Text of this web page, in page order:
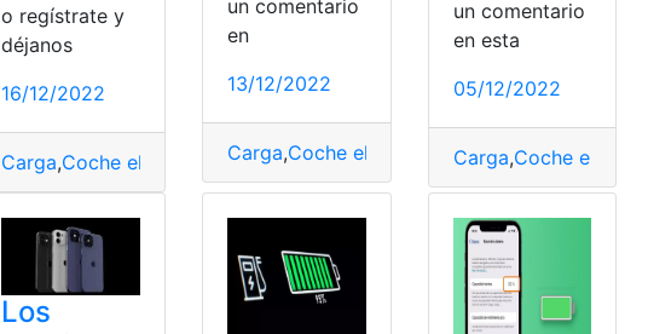
líquido,Puerto
Carga diseño,dispositivo Ficha técnica, fregador,
o regístrate y
déjanos
16/12/2022
Carga,Coche eléctrico Costo,Errores,Notas Precios,Puntos,versiones
un comentario
en
13/12/2022
Carga,Coche eléctrico Costo,Errores,Notas
un comentario
en esta
05/12/2022
Carga,Coche eléctrico
Los